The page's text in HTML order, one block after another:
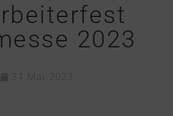
2023
31 Mai 2023